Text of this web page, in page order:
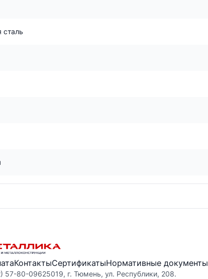
сталь
КонтактыСертификатыНормативные документы
57-80-09625019, г. Тюмень, ул. Республики, 208.